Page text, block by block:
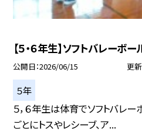
【５・６年生】ソフトバレーボー
公開日 2026/06/15 更
５年
５，６年生は体育でソフトバレ
ごとにトスやレシーブ、ア...